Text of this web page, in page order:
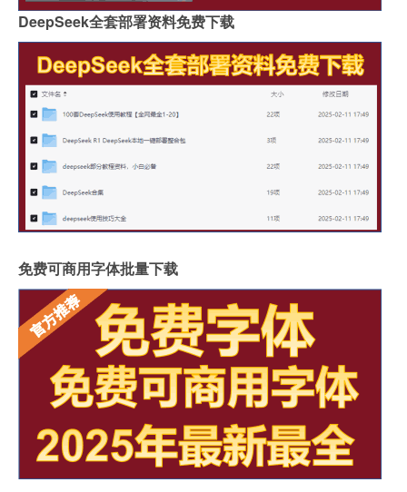
DeepSeek全套部署资料免费下载
免费可商用字体批量下载